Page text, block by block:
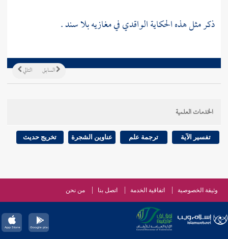
ذكر مثل هذه الحكايةالواقديفي مغازيه بلا سند .
التالي السابق
الخدمات العلمية
تفسير الآية ترجمة علم عناوين الشجرة تخريج حديث
وثيقة الخصوصية اتفاقية الخدمة اتصل بنا من نحن